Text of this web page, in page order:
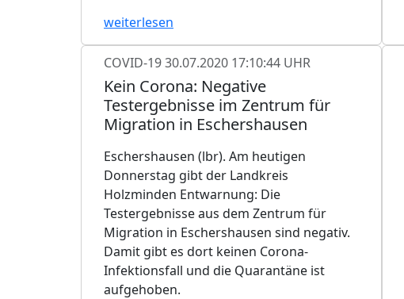
weiterlesen
COVID-1930.07.2020 17:10:44 UHR
Kein Corona: Negative
Testergebnisse im Zentrum für
Migration in Eschershausen
Eschershausen (lbr). Am heutigen
Donnerstag gibt der Landkreis
Holzminden Entwarnung: Die
Testergebnisse aus dem Zentrum für
Migration in Eschershausen sind negativ.
Damit gibt es dort keinen Corona-
Infektionsfall und die Quarantäne ist
aufgehoben.